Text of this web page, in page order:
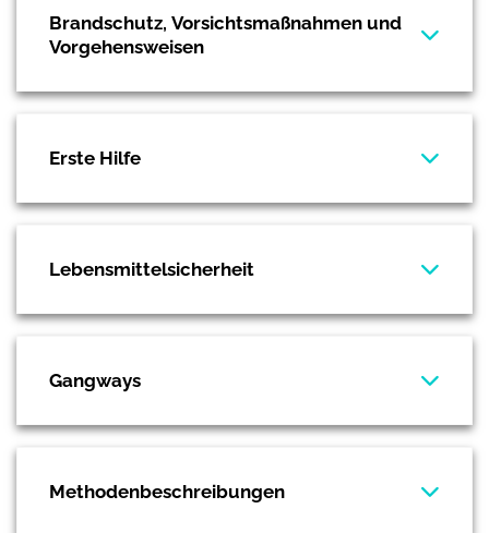
Brandschutz, Vorsichtsmaßnahmen und
Vorgehensweisen
Erste Hilfe
Lebensmittelsicherheit
Gangways
Methodenbeschreibungen